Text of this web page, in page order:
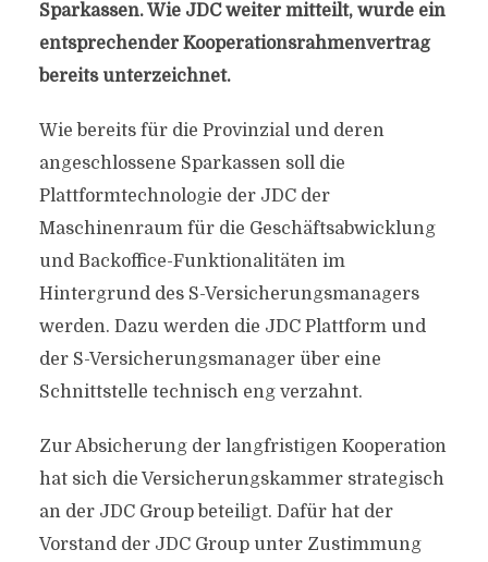
Sparkassen. Wie JDC weiter mitteilt, wurde ein
entsprechender Kooperationsrahmenvertrag
bereits unterzeichnet.
Wie bereits für die Provinzial und deren
angeschlossene Sparkassen soll die
Plattformtechnologie der JDC der
Maschinenraum für die Geschäftsabwicklung
und Backoffice-Funktionalitäten im
Hintergrund des S-Versicherungsmanagers
werden. Dazu werden die JDC Plattform und
der S-Versicherungsmanager über eine
Schnittstelle technisch eng verzahnt.
Zur Absicherung der langfristigen Kooperation
hat sich die Versicherungskammer strategisch
an der JDC Group beteiligt. Dafür hat der
Vorstand der JDC Group unter Zustimmung